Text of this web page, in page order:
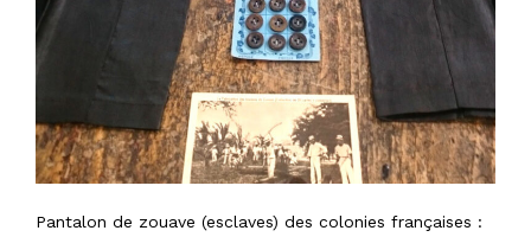
Pantalon de zouave (esclaves) des colonies françaises :